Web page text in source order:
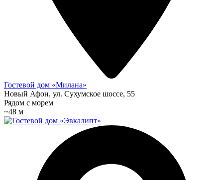
Гостевой дом «Милана»
Новый Афон, ул. Сухумское шоссе, 55
Рядом с морем
~48 м